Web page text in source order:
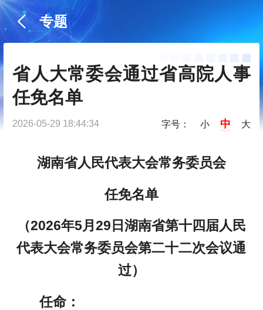
专题
省人大常委会通过省高院人事
任免名单
2026-05-29 18:44:34 字号： 小 中 大
湖南省人民代表大会常务委员会
任免名单
（2026年5月29日湖南省第十四届人民
代表大会常务委员会第二十二次会议通
过）
任命：